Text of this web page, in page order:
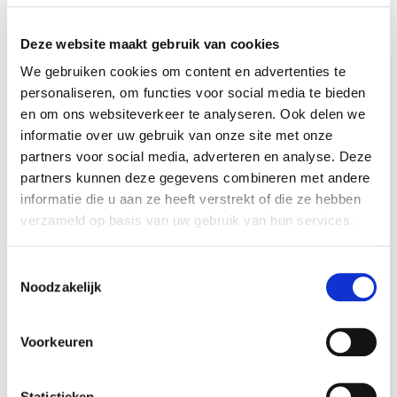
Deze website maakt gebruik van cookies
We gebruiken cookies om content en advertenties te
personaliseren, om functies voor social media te bieden
en om ons websiteverkeer te analyseren. Ook delen we
informatie over uw gebruik van onze site met onze
partners voor social media, adverteren en analyse. Deze
partners kunnen deze gegevens combineren met andere
informatie die u aan ze heeft verstrekt of die ze hebben
verzameld op basis van uw gebruik van hun services.
Noodzakelijk
Voorkeuren
Snelle service
Bel nu: 0492-792439
Lees ook eens: